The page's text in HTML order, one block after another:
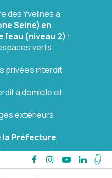
des Yvelines a
Seine) en
(niveau 2) :
verts
privées interdit
à domicile et
extérieurs
la Préfecture
Lien
vers
Lien
vers
Lien
vers
Lien
vers
Mon